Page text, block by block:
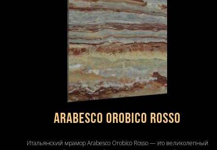
Arabesco Orobico Rosso
Итальянский мрамор Arabesco Orobico Rosso — это великолепный